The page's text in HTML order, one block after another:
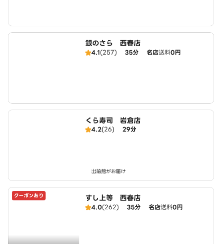
銀のさら 西春店
4.1(257) 35分 名店送料0円
くら寿司 岩倉店
4.2(26) 29分
出前館がお届け
クーポンあり すし上等 西春店
4.0(262) 35分 名店送料0円